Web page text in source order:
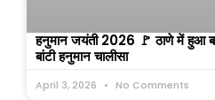
हनुमान जयंती 2026 🚩 ठाणे में हुआ
बांटी हनुमान चालीसा
April 3, 2026 No Comments